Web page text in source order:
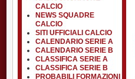
CALCIO
NEWS SQUADRE
CALCIO
SITI UFFICIALI CALCIO
CALENDARIO SERIE A
CALENDARIO SERIE B
CLASSIFICA SERIE A
CLASSIFICA SERIE B
PROBABILI FORMAZIONI